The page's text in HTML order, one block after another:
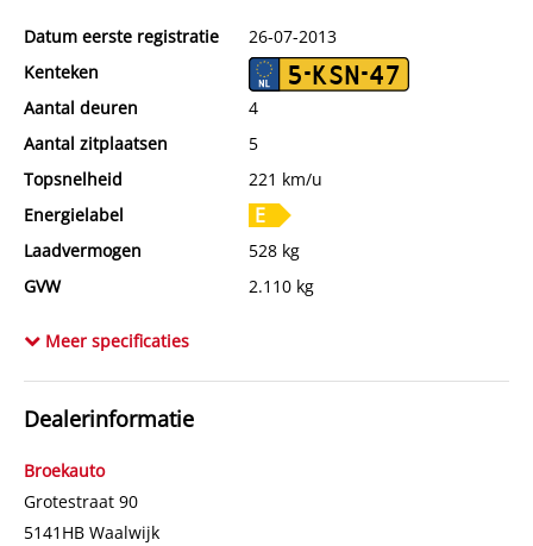
Datum eerste registratie
26-07-2013
Kenteken
5-KSN-47
Aantal deuren
4
Aantal zitplaatsen
5
Topsnelheid
221 km/u
Energielabel
Laadvermogen
528 kg
GVW
2.110 kg
Aantal cilinders
Kleur
Motorrijtuigenbelasting
Gewicht (leeg)
Meer specificaties
Dealerinformatie
Broekauto
Grotestraat 90
5141HB Waalwijk